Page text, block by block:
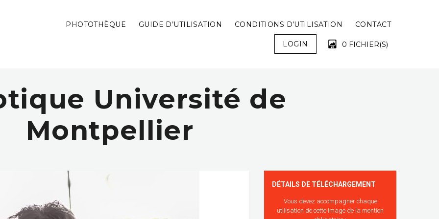
PHOTOTHÈQUE GUIDE D’UTILISATION CONDITIONS D’UTILISATION CONTACT
LOGIN 0 FICHIER(S)
VOTRE PANIER EST VIDE !
Université de
Montpellier
DÉTAILS DE TÉLÉCHARGEMENT
Vous devez accompagner chaque
utilisation de cette image de la mention